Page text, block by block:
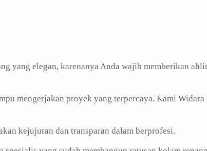
yang elegan, karenanya Anda wajib memberikan
mengerjakan proyek yang terpercaya. Kami Widara
kejujuran dan transparan dalam berprofesi.